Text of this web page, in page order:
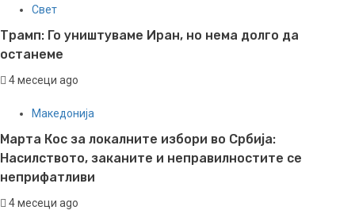
Свет
Трамп: Го уништуваме Иран, но нема долго да
останеме
4 месеци ago
Македонија
Марта Кос за локалните избори во Србија:
Насилството, заканите и неправилностите се
неприфатливи
4 месеци ago